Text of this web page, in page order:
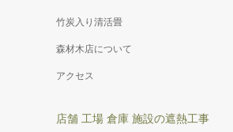
竹炭入り清活畳
森材木店について
アクセス
店舗 工場 倉庫 施設の遮熱工事